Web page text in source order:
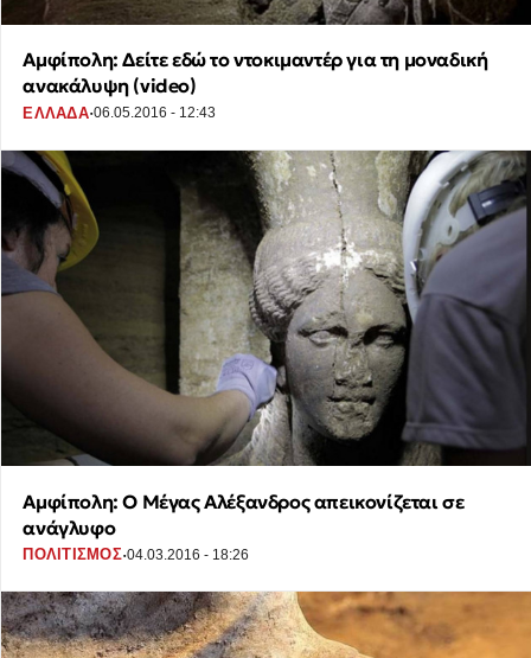
Αμφίπολη: Δείτε εδώ το ντοκιμαντέρ για τη μοναδική
ανακάλυψη (video)
ΕΛΛΑΔΑ·06.05.2016 - 12:43
Αμφίπολη: Ο Μέγας Αλέξανδρος απεικονίζεται σε
ανάγλυφο
ΠΟΛΙΤΙΣΜΟΣ·04.03.2016 - 18:26